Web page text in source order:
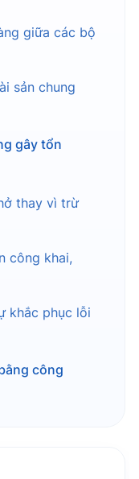
giữa các bộ
sản chung
gây tổn
thay vì trừ
công khai,
khắc phục lỗi
công